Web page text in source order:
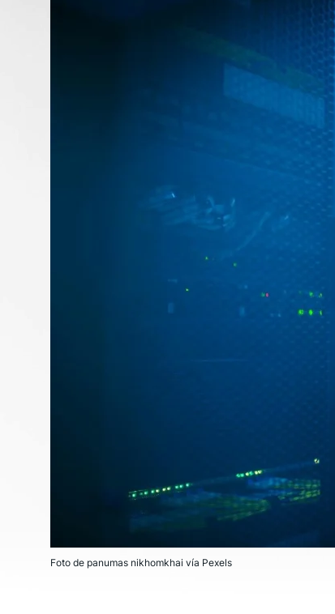
Foto de panumas nikhomkhai vía Pexels